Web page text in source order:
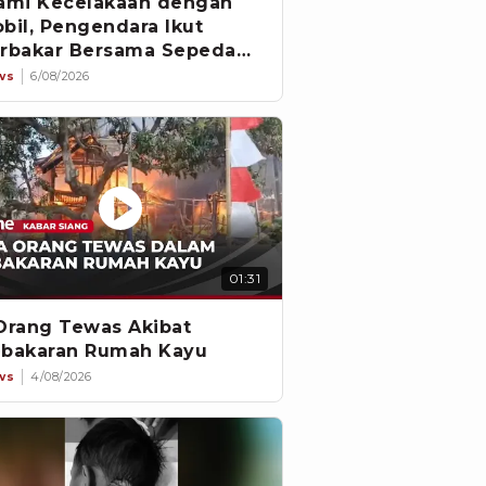
Pengendara Ikut
Bersama Sepeda
6/08/2026
01:31
Tewas Akibat
Rumah Kayu
4/08/2026